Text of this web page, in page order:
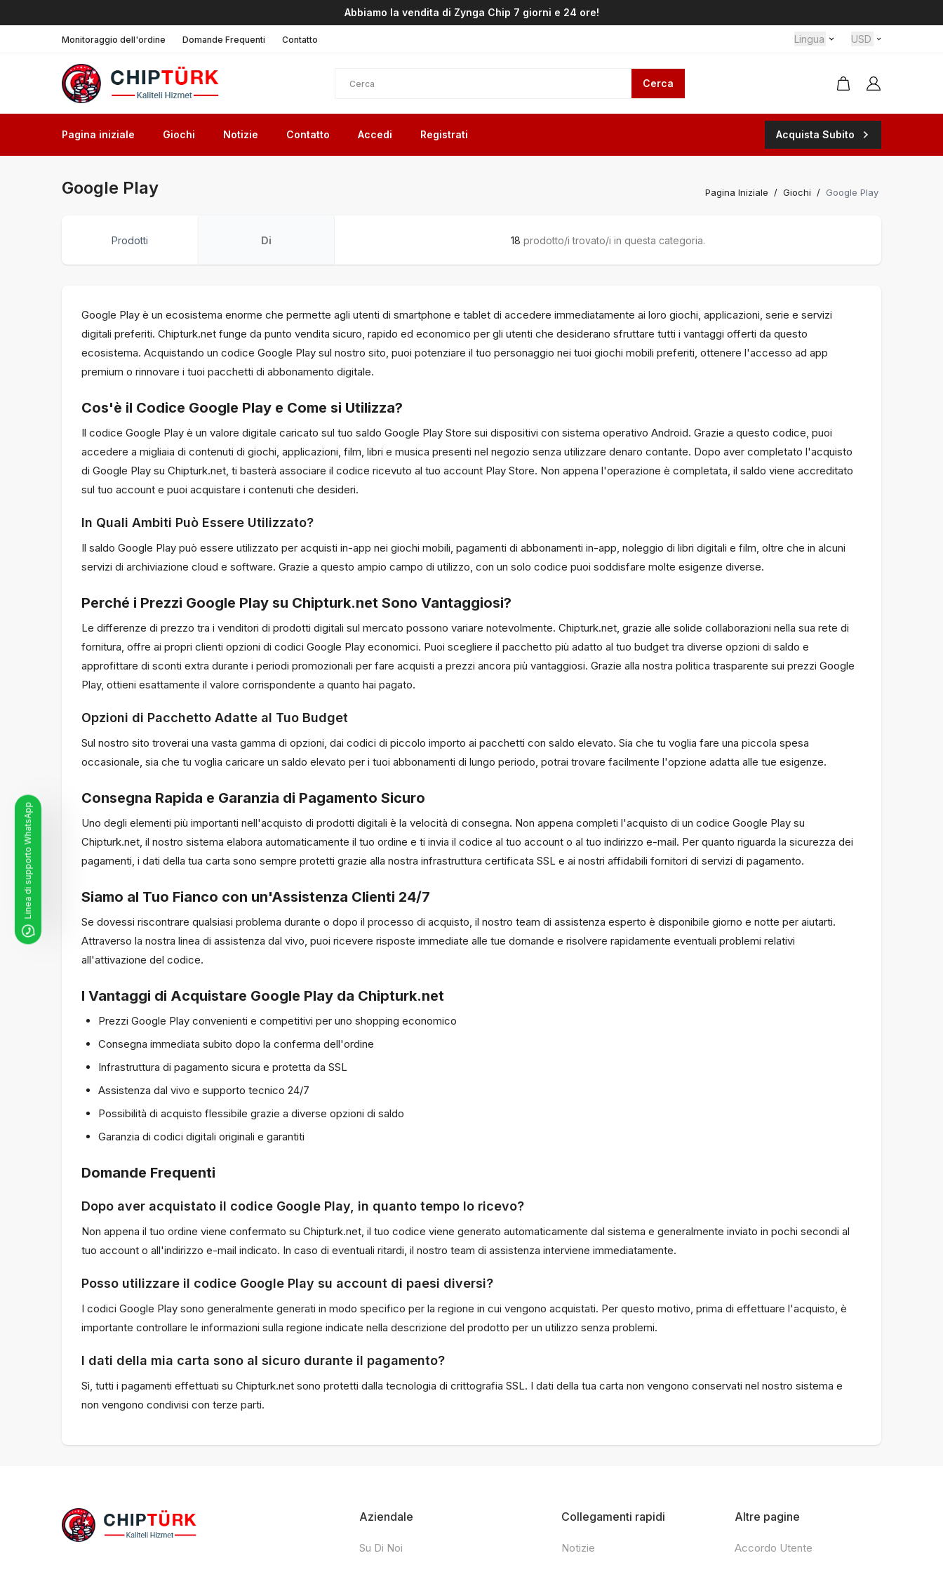
Abbiamo la vendita di Zynga Chip 7 giorni e 24 ore!
Monitoraggio dell'ordine Domande Frequenti Contatto Lingua USD
Cerca
Pagina iniziale Giochi Notizie Contatto Accedi Registrati Acquista Subito
Google Play Pagina Iniziale / Giochi / Google Play
Prodotti Di 18 prodotto/i trovato/i in questa categoria.
Google Play è un ecosistema enorme che permette agli utenti di smartphone e tablet di accedere immediatamente ai loro giochi, applicazioni, serie e servizi
digitali preferiti. Chipturk.net funge da punto vendita sicuro, rapido ed economico per gli utenti che desiderano sfruttare tutti i vantaggi offerti da questo
ecosistema. Acquistando un codice Google Play sul nostro sito, puoi potenziare il tuo personaggio nei tuoi giochi mobili preferiti, ottenere l'accesso ad app
premium o rinnovare i tuoi pacchetti di abbonamento digitale.
Cos'è il Codice Google Play e Come si Utilizza?
Il codice Google Play è un valore digitale caricato sul tuo saldo Google Play Store sui dispositivi con sistema operativo Android. Grazie a questo codice, puoi
accedere a migliaia di contenuti di giochi, applicazioni, film, libri e musica presenti nel negozio senza utilizzare denaro contante. Dopo aver completato l'acquisto
di Google Play su Chipturk.net, ti basterà associare il codice ricevuto al tuo account Play Store. Non appena l'operazione è completata, il saldo viene accreditato
sul tuo account e puoi acquistare i contenuti che desideri.
In Quali Ambiti Può Essere Utilizzato?
Il saldo Google Play può essere utilizzato per acquisti in-app nei giochi mobili, pagamenti di abbonamenti in-app, noleggio di libri digitali e film, oltre che in alcuni
servizi di archiviazione cloud e software. Grazie a questo ampio campo di utilizzo, con un solo codice puoi soddisfare molte esigenze diverse.
Perché i Prezzi Google Play su Chipturk.net Sono Vantaggiosi?
Le differenze di prezzo tra i venditori di prodotti digitali sul mercato possono variare notevolmente. Chipturk.net, grazie alle solide collaborazioni nella sua rete di
fornitura, offre ai propri clienti opzioni di codici Google Play economici. Puoi scegliere il pacchetto più adatto al tuo budget tra diverse opzioni di saldo e
approfittare di sconti extra durante i periodi promozionali per fare acquisti a prezzi ancora più vantaggiosi. Grazie alla nostra politica trasparente sui prezzi Google
Play, ottieni esattamente il valore corrispondente a quanto hai pagato.
Opzioni di Pacchetto Adatte al Tuo Budget
Sul nostro sito troverai una vasta gamma di opzioni, dai codici di piccolo importo ai pacchetti con saldo elevato. Sia che tu voglia fare una piccola spesa
occasionale, sia che tu voglia caricare un saldo elevato per i tuoi abbonamenti di lungo periodo, potrai trovare facilmente l'opzione adatta alle tue esigenze.
Consegna Rapida e Garanzia di Pagamento Sicuro
Uno degli elementi più importanti nell'acquisto di prodotti digitali è la velocità di consegna. Non appena completi l'acquisto di un codice Google Play su
Chipturk.net, il nostro sistema elabora automaticamente il tuo ordine e ti invia il codice al tuo account o al tuo indirizzo e-mail. Per quanto riguarda la sicurezza dei
pagamenti, i dati della tua carta sono sempre protetti grazie alla nostra infrastruttura certificata SSL e ai nostri affidabili fornitori di servizi di pagamento.
Siamo al Tuo Fianco con un'Assistenza Clienti 24/7
Se dovessi riscontrare qualsiasi problema durante o dopo il processo di acquisto, il nostro team di assistenza esperto è disponibile giorno e notte per aiutarti.
Attraverso la nostra linea di assistenza dal vivo, puoi ricevere risposte immediate alle tue domande e risolvere rapidamente eventuali problemi relativi
all'attivazione del codice.
I Vantaggi di Acquistare Google Play da Chipturk.net
Prezzi Google Play convenienti e competitivi per uno shopping economico
Consegna immediata subito dopo la conferma dell'ordine
Infrastruttura di pagamento sicura e protetta da SSL
Assistenza dal vivo e supporto tecnico 24/7
Possibilità di acquisto flessibile grazie a diverse opzioni di saldo
Garanzia di codici digitali originali e garantiti
Domande Frequenti
Dopo aver acquistato il codice Google Play, in quanto tempo lo ricevo?
Non appena il tuo ordine viene confermato su Chipturk.net, il tuo codice viene generato automaticamente dal sistema e generalmente inviato in pochi secondi al
tuo account o all'indirizzo e-mail indicato. In caso di eventuali ritardi, il nostro team di assistenza interviene immediatamente.
Posso utilizzare il codice Google Play su account di paesi diversi?
I codici Google Play sono generalmente generati in modo specifico per la regione in cui vengono acquistati. Per questo motivo, prima di effettuare l'acquisto, è
importante controllare le informazioni sulla regione indicate nella descrizione del prodotto per un utilizzo senza problemi.
I dati della mia carta sono al sicuro durante il pagamento?
Sì, tutti i pagamenti effettuati su Chipturk.net sono protetti dalla tecnologia di crittografia SSL. I dati della tua carta non vengono conservati nel nostro sistema e
non vengono condivisi con terze parti.
Aziendale
Su Di Noi
Collegamenti rapidi
Notizie
Altre pagine
Accordo Utente
Linea di supporto WhatsApp